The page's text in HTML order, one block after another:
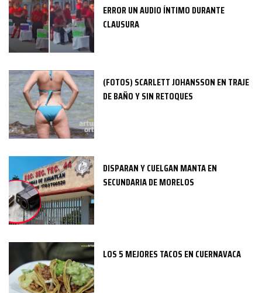
ERROR UN AUDIO ÍNTIMO DURANTE
CLAUSURA
(FOTOS) SCARLETT JOHANSSON EN TRAJE
DE BAÑO Y SIN RETOQUES
DISPARAN Y CUELGAN MANTA EN
SECUNDARIA DE MORELOS
LOS 5 MEJORES TACOS EN CUERNAVACA